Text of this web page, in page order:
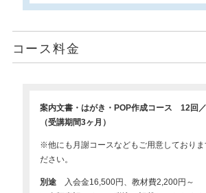
コース料金
案内文書・はがき・POP作成コース 12回
（受講期間3ヶ月）
※他にも月謝コースなどもご用意しておりま
ださい。
別途入会金16,500円、教材費2,200円～